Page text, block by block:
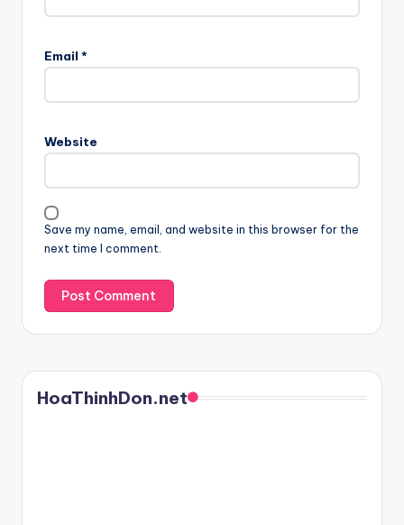
Email *
Website
Save my name, email, and website in this browser for the
next time I comment.
HoaThinhDon.net